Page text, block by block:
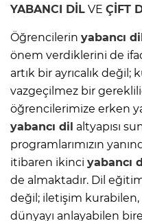
YABANCI DİL VE ÇİFT
Öğrencilerin yabancı
önem verdiklerini de
artık bir ayrıcalık değil;
vazgeçilmez bir
öğrencilerimize erken
yabancı dil altyapısı
programlarımızın
itibaren ikinci yabancı
de almaktadır. Dil
değil; iletişim
dünyayı anlayabilen